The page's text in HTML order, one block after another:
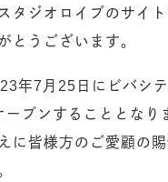
タジオロイブのサイ
とうございます。
年7月25日にビバシ
ープンすることとなり
に皆様方のご愛顧の